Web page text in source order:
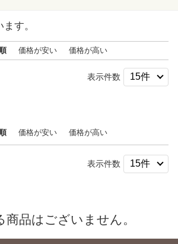
す。
価格が安い 価格が高い
表示件数
価格が安い 価格が高い
表示件数
商品はございません。